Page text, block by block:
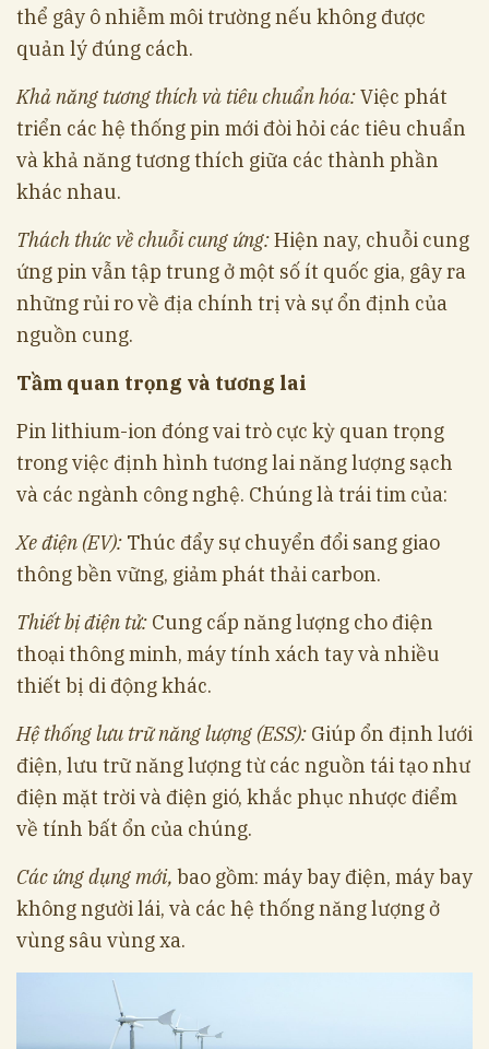
thể gây ô nhiễm môi trường nếu không được
quản lý đúng cách.
Khả năng tương thích và tiêu chuẩn hóa:Việc phát
triển các hệ thống pin mới đòi hỏi các tiêu chuẩn
và khả năng tương thích giữa các thành phần
khác nhau.
Thách thức về chuỗi cung ứng:Hiện nay, chuỗi cung
ứng pin vẫn tập trung ở một số ít quốc gia, gây ra
những rủi ro về địa chính trị và sự ổn định của
nguồn cung.
Tầm quan trọng và tương lai
Pin lithium-ion đóng vai trò cực kỳ quan trọng
trong việc định hình tương lai năng lượng sạch
và các ngành công nghệ. Chúng là trái tim của:
Xe điện (EV): Thúc đẩy sự chuyển đổi sang giao
thông bền vững, giảm phát thải carbon.
Thiết bị điện tử: Cung cấp năng lượng cho điện
thoại thông minh, máy tính xách tay và nhiều
thiết bị di động khác.
Hệ thống lưu trữ năng lượng (ESS): Giúp ổn định lưới
điện, lưu trữ năng lượng từ các nguồn tái tạo như
điện mặt trời và điện gió, khắc phục nhược điểm
về tính bất ổn của chúng.
Các ứng dụng mới, bao gồm: máy bay điện, máy bay
không người lái, và các hệ thống năng lượng ở
vùng sâu vùng xa.